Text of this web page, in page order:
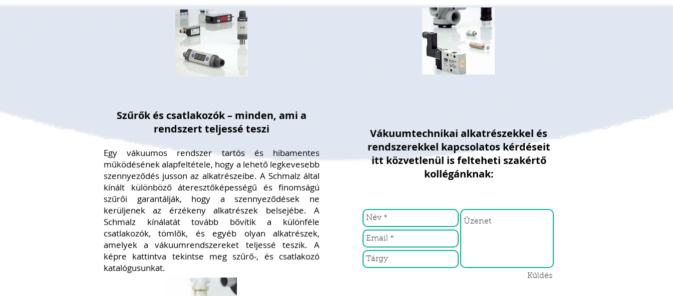
Szűrők és csatlakozók – minden, ami a
rendszert teljessé teszi
Egy vákuumos rendszer tartós és hibamentes
működésének alapfeltétele, hogy a lehető legkevesebb
szennyeződés jusson az alkatrészeibe. A Schmalz által
kínált különböző áteresztőképességű és finomságú
szűrői garantálják, hogy a szennyeződések ne
kerüljenek az érzékeny alkatrészek belsejébe. A
Schmalz kínálatát tovább bővítik a különféle
csatlakozók, tömlők, és egyéb olyan alkatrészek,
amelyek a vákuumrendszereket teljessé teszik. A
képre kattintva tekintse meg szűrő-, és csatlakozó
katalógusunkat.
Vákuumtechnikai alkatrészekkel és
rendszerekkel kapcsolatos kérdéseit
itt közvetlenül is felteheti szakértő
kollégánknak:
Küldés